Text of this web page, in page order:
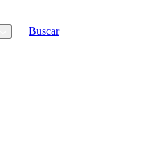
Buscar